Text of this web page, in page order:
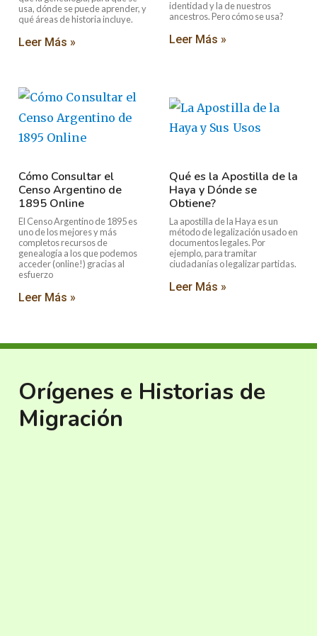
usa, dónde se puede aprender, y
qué áreas de historia incluye.
Leer Más »
identidad y la de nuestros
ancestros. Pero cómo se usa?
Leer Más »
Cómo Consultar el
Censo Argentino de
1895 Online
El Censo Argentino de 1895 es
uno de los mejores y más
completos recursos de
genealogía a los que podemos
acceder (online!) gracias al
esfuerzo
Leer Más »
Qué es la Apostilla de la
Haya y Dónde se
Obtiene?
La apostilla de la Haya es un
método de legalización usado en
documentos legales. Por
ejemplo, para tramitar
ciudadanías o legalizar partidas.
Leer Más »
Orígenes e Historias de
Migración